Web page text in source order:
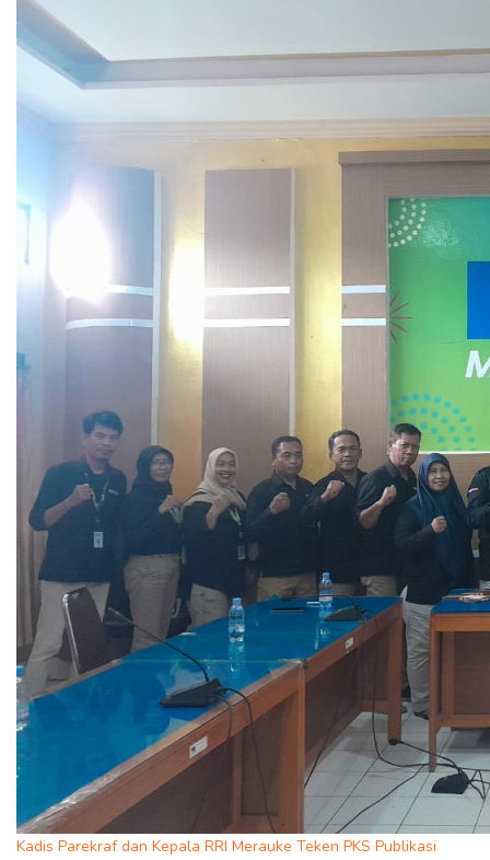
Kadis Parekraf dan Kepala RRI Merauke Teken PKS Publikasi